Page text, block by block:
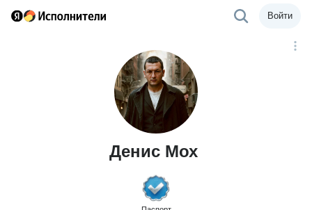
Войти
Денис Мох